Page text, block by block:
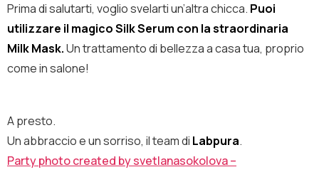
Prima di salutarti, voglio svelarti un’altra chicca. Puoi
utilizzare il magico Silk Serum con la straordinaria
Milk Mask.Un trattamento di bellezza a casa tua, proprio
come in salone!
A presto.
Un abbraccio e un sorriso, il team di ​ Labpura.
Party photo created by svetlanasokolova –